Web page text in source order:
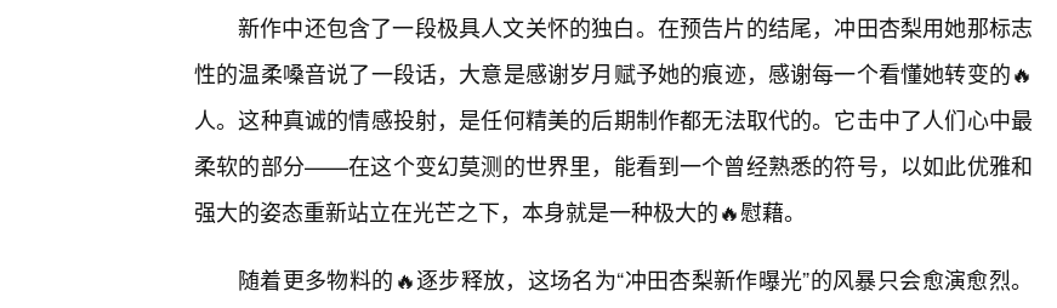
新作中还包含了一段极具人文关怀的独白。在预告片的结尾，冲田杏梨用她那标志
性的温柔嗓音说了一段话，大意是感谢岁月赋予她的痕迹，感谢每一个看懂她转变的🔥
人。这种真诚的情感投射，是任何精美的后期制作都无法取代的。它击中了人们心中最
柔软的部分——在这个变幻莫测的世界里，能看到一个曾经熟悉的符号，以如此优雅和
强大的姿态重新站立在光芒之下，本身就是一种极大的🔥慰藉。
随着更多物料的🔥逐步释放，这场名为“冲田杏梨新作曝光”的风暴只会愈演愈烈。